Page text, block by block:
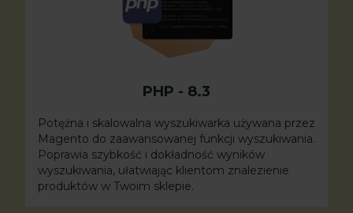
PHP - 8.3
Potężna i skalowalna wyszukiwarka używana przez
Magento do zaawansowanej funkcji wyszukiwania.
Poprawia szybkość i dokładność wyników
wyszukiwania, ułatwiając klientom znalezienie
produktów w Twoim sklepie.